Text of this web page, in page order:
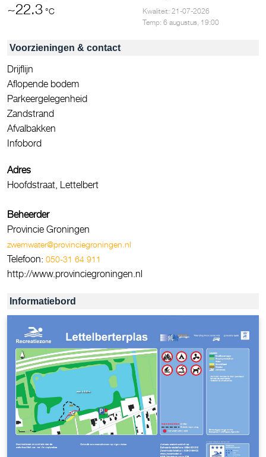
~22.3 °C
Kwaliteit: 21-07-2026
Temp: 6 augustus, 19:00
Voorzieningen & contact
Drijflijn
Aflopende bodem
Parkeergelegenheid
Zandstrand
Afvalbakken
Infobord
Adres
Hoofdstraat, Lettelbert
Beheerder
Provincie Groningen
zwemwater@provinciegroningen.nl
Telefoon: 050-31 64 911
http://www.provinciegroningen.nl
Informatiebord